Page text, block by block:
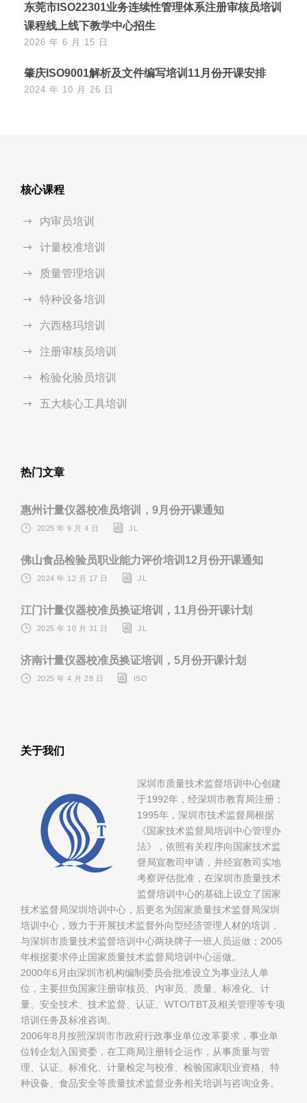
东莞市ISO22301业务连续性管理体系注册审核员培训
课程线上线下教学中心招生
2026 年 6 月 15 日
肇庆ISO9001解析及文件编写培训11月份开课安排
2024 年 10 月 26 日
核心课程
内审员培训
计量校准培训
质量管理培训
特种设备培训
六西格玛培训
注册审核员培训
检验化验员培训
五大核心工具培训
热门文章
惠州计量仪器校准员培训，9月份开课通知
2025 年 9 月 4 日 JL
佛山食品检验员职业能力评价培训12月份开课通知
2024 年 12 月 17 日 JL
江门计量仪器校准员换证培训，11月份开课计划
2025 年 10 月 31 日 JL
济南计量仪器校准员换证培训，5月份开课计划
2025 年 4 月 28 日 ISO
关于我们
深圳市质量技术监督培训中心创建
于1992年，经深圳市教育局注册；
1995年，深圳市技术监督局根据
《国家技术监督局培训中心管理办
法》，依照有关程序向国家技术监
督局宣教司申请，并经宣教司实地
考察评估批准，在深圳市质量技术
监督培训中心的基础上设立了国家
技术监督局深圳培训中心，后更名为国家质量技术监督局深圳
培训中心，致力于开展技术监督外向型经济管理人材的培训，
与深圳市质量技术监督培训中心两块牌子一班人员运做；2005
年根据要求停止国家质量技术监督局培训中心运做。
2000年6月由深圳市机构编制委员会批准设立为事业法人单
位，主要担负国家注册审核员、内审员、质量、标准化、计
量、安全技术、技术监督、认证、WTO/TBT及相关管理等专项
培训任务及标准咨询。
2006年8月按照深圳市市政府行政事业单位改革要求，事业单
位转企划入国资委，在工商局注册转企运作，从事质量与管
理、认证、标准化、计量检定与校准、检验国家职业资格、特
种设备、食品安全等质量技术监督业务相关培训与咨询业务。